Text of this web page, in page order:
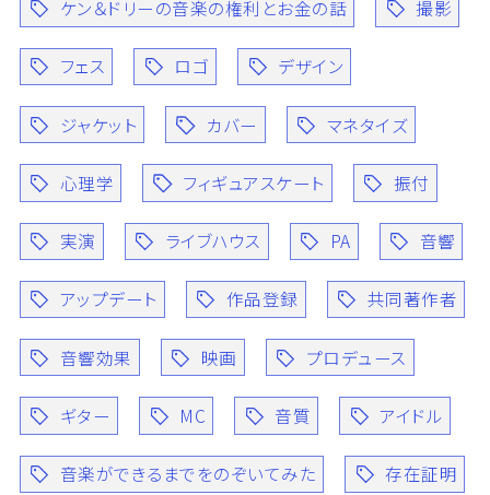
ケン＆ドリーの音楽の権利とお金の話 撮影
フェス ロゴ デザイン
ジャケット カバー マネタイズ
心理学 フィギュアスケート 振付
実演 ライブハウス PA 音響
アップデート 作品登録 共同著作者
音響効果 映画 プロデュース
ギター MC 音質 アイドル
音楽ができるまでをのぞいてみた 存在証明